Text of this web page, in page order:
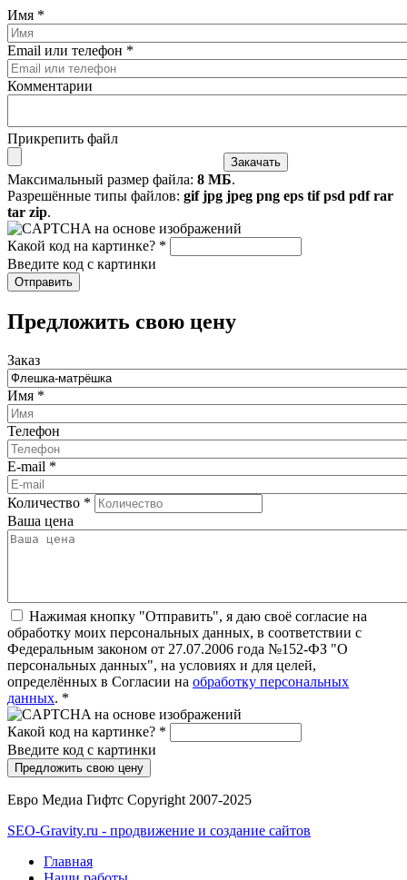
Имя *
Email или телефон *
Комментарии
Прикрепить файл
Максимальный размер файла: 8 МБ.
Разрешённые типы файлов: gif jpg jpeg png eps tif psd pdf rar
tar zip.
Какой код на картинке? *
Введите код с картинки
​Предложить свою цену
Заказ
Имя *
Телефон
E-mail *
Количество *
Ваша цена
Нажимая кнопку "Отправить", я даю своё согласие на
обработку моих персональных данных, в соответствии с
Федеральным законом от 27.07.2006 года №152-ФЗ "О
персональных данных", на условиях и для целей,
определённых в Согласии на обработку персональных
данных. *
Какой код на картинке? *
Введите код с картинки
Евро Медиа Гифтс Copyright 2007-2025
SEO-Gravity.ru - продвижение и создание сайтов
Главная